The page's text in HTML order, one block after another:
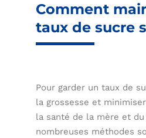
Comment
taux de sucre
Pour garder un taux de
la grossesse et
la santé de la mère et du
nombreuses méthodes